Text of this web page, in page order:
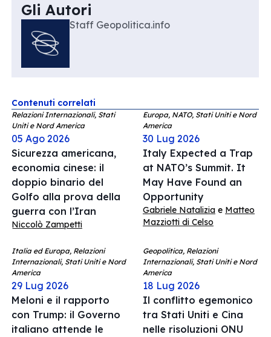
Gli Autori
Staff Geopolitica.info
Contenuti correlati
Relazioni Internazionali, Stati
Uniti e Nord America
05 Ago 2026
Sicurezza americana,
economia cinese: il
doppio binario del
Golfo alla prova della
guerra con l’Iran
Niccolò Zampetti
Europa, NATO, Stati Uniti e Nord
America
30 Lug 2026
Italy Expected a Trap
at NATO’s Summit. It
May Have Found an
Opportunity
Gabriele Natalizia e Matteo
Mazziotti di Celso
Italia ed Europa, Relazioni
Internazionali, Stati Uniti e Nord
America
29 Lug 2026
Meloni e il rapporto
con Trump: il Governo
italiano attende le
Geopolitica, Relazioni
Internazionali, Stati Uniti e Nord
America
18 Lug 2026
Il conflitto egemonico
tra Stati Uniti e Cina
nelle risoluzioni ONU